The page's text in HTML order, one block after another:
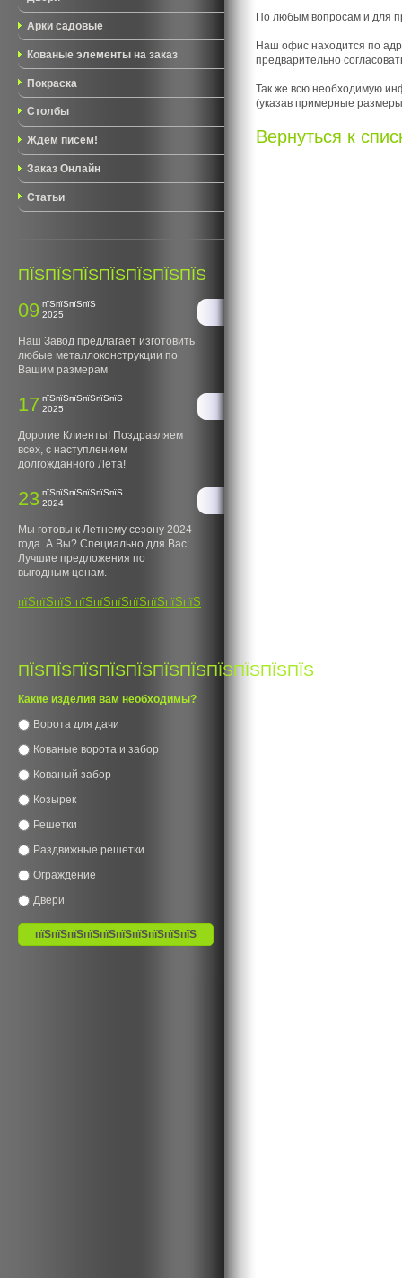
Арки садовые
Кованые элементы на заказ
Покраска
Столбы
Ждем писем!
Заказ Онлайн
Статьи
ПЇЅПЇЅПЇЅПЇЅПЇЅПЇЅПЇЅ
09 пїЅпїЅпїЅпїЅ
2025
Наш Завод предлагает изготовить
любые металлоконструкции по
Вашим размерам
17 пїЅпїЅпїЅпїЅпїЅпїЅ
2025
Дорогие Клиенты! Поздравляем
всех, с наступлением
долгожданного Лета!
23 пїЅпїЅпїЅпїЅпїЅпїЅ
2024
Мы готовы к Летнему сезону 2024
года. А Вы? Специально для Вас:
Лучшие предложения по
выгодным ценам.
пїЅпїЅпїЅ пїЅпїЅпїЅпїЅпїЅпїЅпїЅ
ПЇЅПЇЅПЇЅПЇЅПЇЅПЇЅПЇЅПЇЅПЇЅПЇЅПЇЅ
Какие изделия вам необходимы?
Ворота для дачи
Кованые ворота и забор
Кованый забор
Козырек
Решетки
Раздвижные решетки
Ограждение
Двери
По любым вопросам и для
Наш офис находится по
предварительно
Так же всю необходимую
(указав примерные
Вернуться к